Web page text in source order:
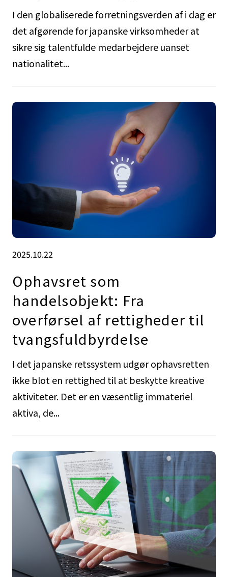
I den globaliserede forretningsverden af i dag er
det afgørende for japanske virksomheder at
sikre sig talentfulde medarbejdere uanset
nationalitet...
2025.10.22
Ophavsret som
handelsobjekt: Fra
overførsel af rettigheder til
tvangsfuldbyrdelse
I det japanske retssystem udgør ophavsretten
ikke blot en rettighed til at beskytte kreative
aktiviteter. Det er en væsentlig immateriel
aktiva, de...